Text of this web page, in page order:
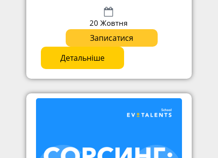
20 Жовтня
Записатися
Детальніше